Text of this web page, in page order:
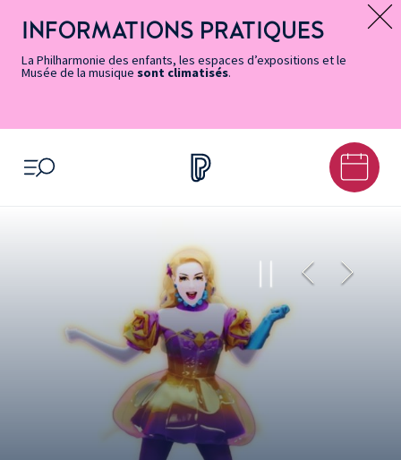
page
Accessibilité
accès
rapides
principal
contenu
principal
page
Message d’information
INFORMATIONS PRATIQUES
La Philharmonie des enfants, les espaces d’expositions et le
Musée de la musique sont climatisés.
OUVRIR LE MENU